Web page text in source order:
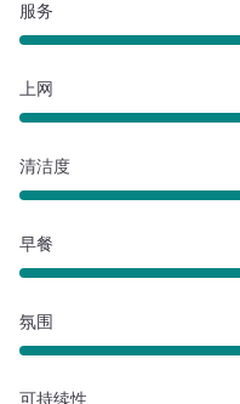
服务
上网
清洁度
早餐
氛围
可持续性